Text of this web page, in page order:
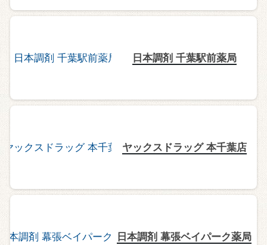
日本調剤 千葉駅前薬局
ヤックスドラッグ 本千葉店
日本調剤 幕張ベイパーク薬局